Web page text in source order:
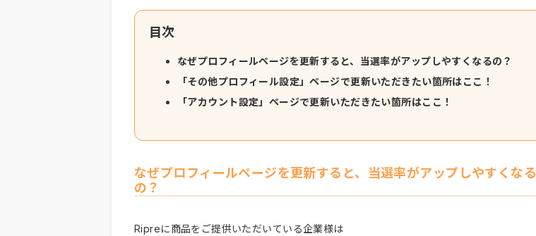
目次
なぜプロフィールページを更新すると、当選率がアップしやすくなるの？
「その他プロフィール設定」ページで更新いただきたい箇所はここ！
「アカウント設定」ページで更新いただきたい箇所はここ！
なぜプロフィールページを更新すると、当選率がアップしやすくなる
の？
Ripreに商品をご提供いただいている企業様は